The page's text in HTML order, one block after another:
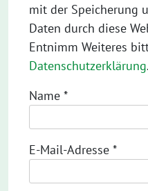
mit der Speicherung
Daten durch diese
Entnimm Weiteres
Datenschutzerklärung.
Name *
E-Mail-Adresse *